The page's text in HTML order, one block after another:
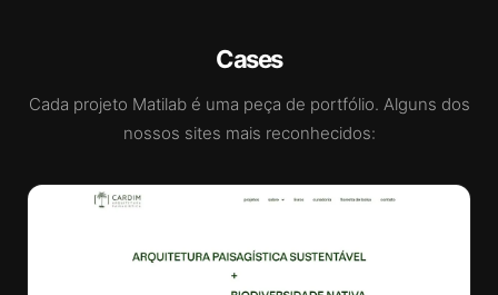
Cases
Cada projeto Matilab é uma peça de portfólio. Alguns dos
nossos sites mais reconhecidos: